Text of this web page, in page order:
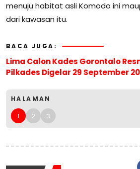
menuju habitat asli Komodo ini
dari kawasan itu.
BACA JUGA:
Lima Calon Kades Gorontalo
Pilkades Digelar 29 September
HALAMAN
1 2 3